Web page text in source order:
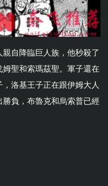
自降臨巨人族，他秒殺了
聖和索瑪茲聖。軍子還在
洛基王子正在跟伊姆大人
負，布魯克和烏索普已經